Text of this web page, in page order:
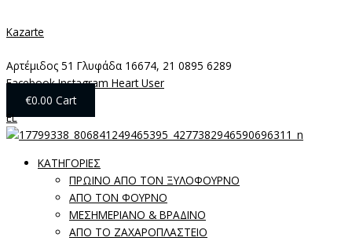
στο
περιεχόμενο
Kazarte
Αρτέμιδος 51 Γλυφάδα 16674, 21 0895 6289
Facebook Instagram Heart User
€0.00 Cart
EL
ΚΑΤΗΓΟΡΙΕΣ
ΠΡΩΙΝΟ ΑΠΟ ΤΟΝ ΞΥΛΟΦΟΥΡΝΟ
ΑΠΟ ΤΟΝ ΦΟΥΡΝΟ
ΜΕΣΗΜΕΡΙΑΝΟ & ΒΡΑΔΙΝΟ
ΑΠΟ ΤΟ ΖΑΧΑΡΟΠΛΑΣΤΕΙΟ
ποσότητα